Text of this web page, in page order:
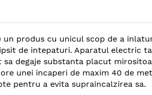
produs cu unicul scop de a
de intepaturi. Aparatul electric
degaje substanta placut
unei incaperi de maxim 40 de
pentru a evita supraincalzirea sa.